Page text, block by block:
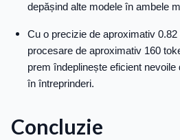
depășind alte modele în ambele
Cu o precizie de aproximativ
procesare de aproximativ 160
prem îndeplinește eficient
în întreprinderi.
Concluzie